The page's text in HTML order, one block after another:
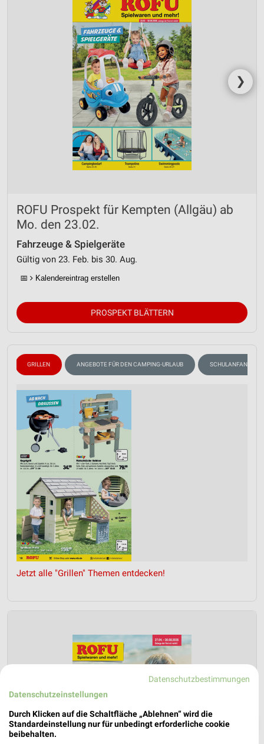
❯
ROFU Prospekt für Kempten (Allgäu) ab
Mo. den 23.02.
Fahrzeuge & Spielgeräte
Gültig von 23. Feb. bis 30. Aug.
📅 Kalendereintrag erstellen
PROSPEKT BLÄTTERN
GRILLEN ANGEBOTE FÜR DEN CAMPING-URLAUB SCHULANFANG
Jetzt alle "Grillen" Themen entdecken!
Datenschutzbestimmungen
Datenschutzeinstellungen
Durch Klicken auf die Schaltfläche „Ablehnen“ wird die
Standardeinstellung nur für unbedingt erforderliche cookie
beibehalten.